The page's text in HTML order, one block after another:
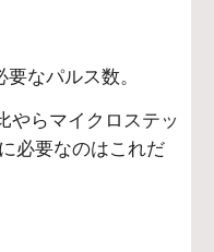
なパルス数。
らマイクロステッ
必要なのはこれだ